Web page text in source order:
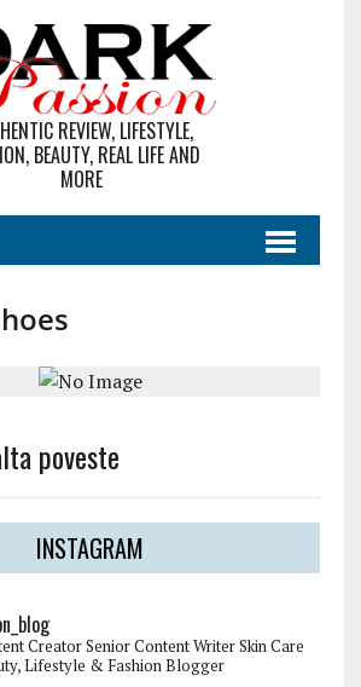
REVIEW, LIFESTYLE,
BEAUTY, REAL LIFE AND
MORE
poveste
INSTAGRAM
CreatorSenior Content WriterSkin Care
Lifestyle & Fashion Blogger